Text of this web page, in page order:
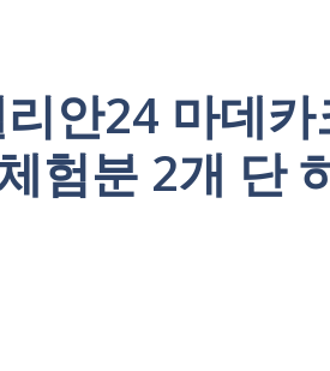
안24 마데
험분 2개 단